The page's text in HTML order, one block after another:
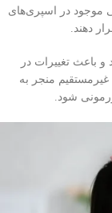
موجود در اسپری‌های
دهند.
و باعث تغییرات در
منجر به
شود.